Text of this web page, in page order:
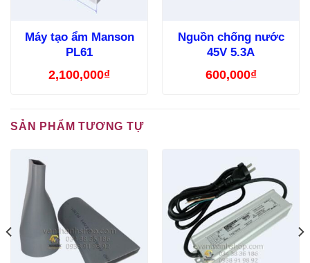
Máy tạo ẩm Manson
PL61
2,100,000₫
Nguồn chống nước
45V 5.3A
600,000₫
SẢN PHẨM TƯƠNG TỰ